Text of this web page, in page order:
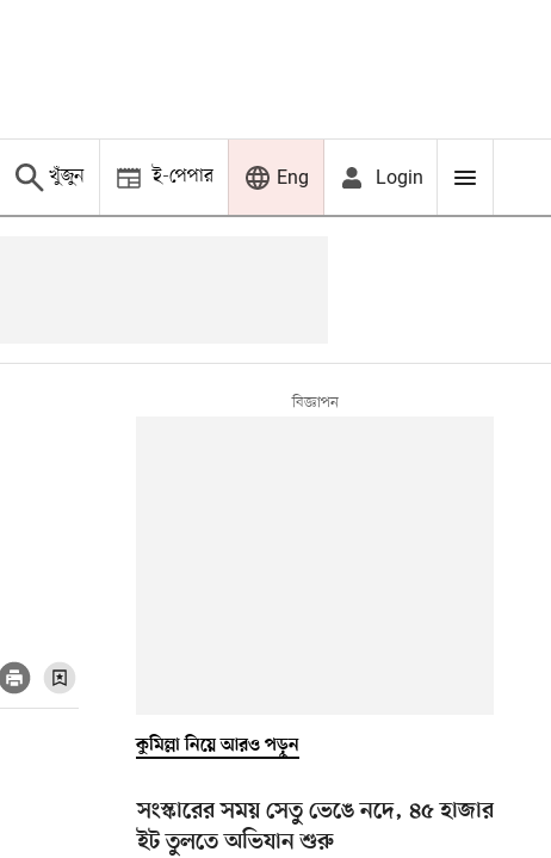
খুঁজুন ই-পেপার Eng Login
কুমিল্লা নিয়ে আরও পড়ুন
সংস্কারের সময় সেতু ভেঙে নদে, ৪৫ হাজার
ইট তুলতে অভিযান শুরু